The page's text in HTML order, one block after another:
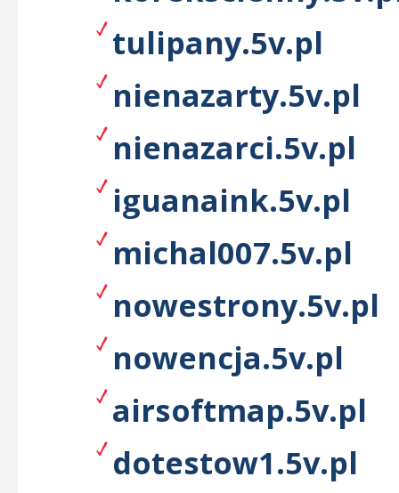
tulipany.5v.pl
nienazarty.5v.pl
nienazarci.5v.pl
iguanaink.5v.pl
michal007.5v.pl
nowestrony.5v.pl
nowencja.5v.pl
airsoftmap.5v.pl
dotestow1.5v.pl